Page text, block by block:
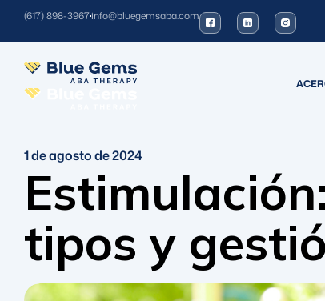
(617) 898-3967info@bluegemsaba.com
1 de agosto de 2024
tipos y